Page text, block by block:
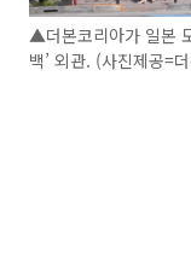
▲더본코리아가 일본
백’ 외관. (사진제공=